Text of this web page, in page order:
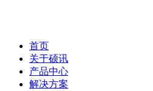
首页
关于硕讯
产品中心
解决方案